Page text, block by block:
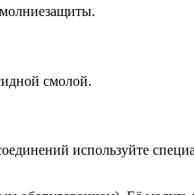
смолой.
используйте